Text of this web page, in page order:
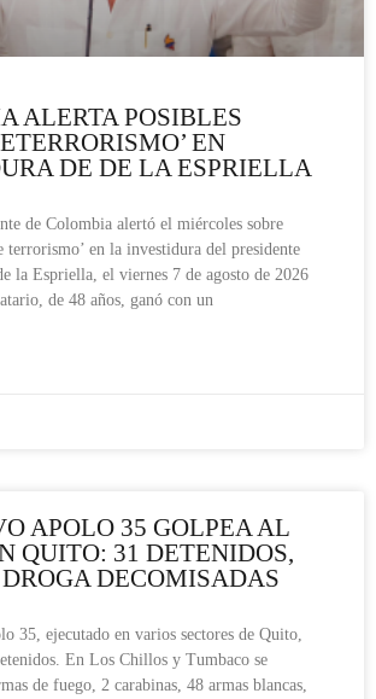
ALERTA POSIBLES
EN
DE DE LA ESPRIELLA
de Colombia alertó el miércoles sobre
terrorismo’ en la investidura del presidente
la Espriella, el viernes 7 de agosto de 2026
de 48 años, ganó con un
APOLO 35 GOLPEA AL
QUITO: 31 DETENIDOS,
DECOMISADAS
35, ejecutado en varios sectores de Quito,
En Los Chillos y Tumbaco se
de fuego, 2 carabinas, 48 armas blancas,